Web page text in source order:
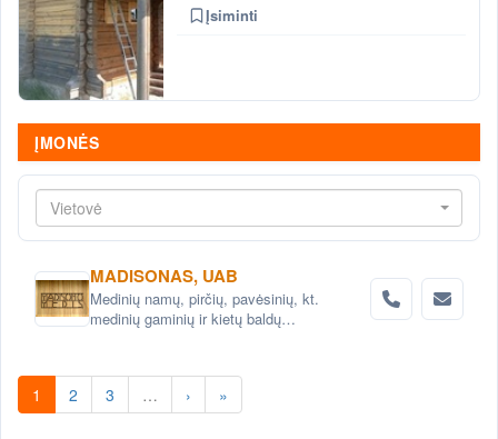
Įsiminti
ĮMONĖS
Vietovė
MADISONAS, UAB
Medinių namų, pirčių, pavėsinių, kt.
medinių gaminių ir kietų baldų
1 2 3 … › »